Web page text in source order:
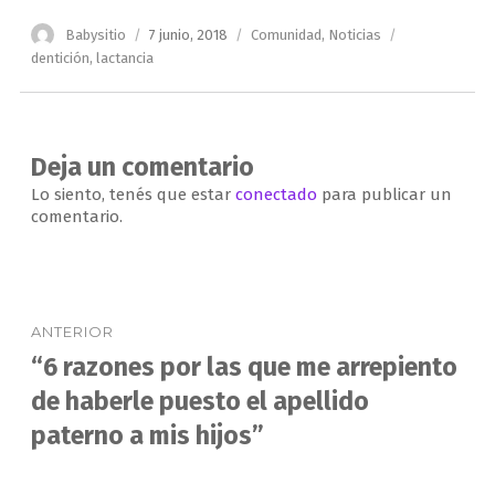
Autor
Babysitio
Publicado
el
7 junio, 2018 Categorías
Comunidad, Noticias
dentición, lactancia
Deja un comentario
Lo siento, tenés que estar conectado para publicar un
comentario.
de
entradas
ANTERIOR
Entrada
anterior:
“6 razones por las que me arrepiento
de haberle puesto el apellido
paterno a mis hijos”